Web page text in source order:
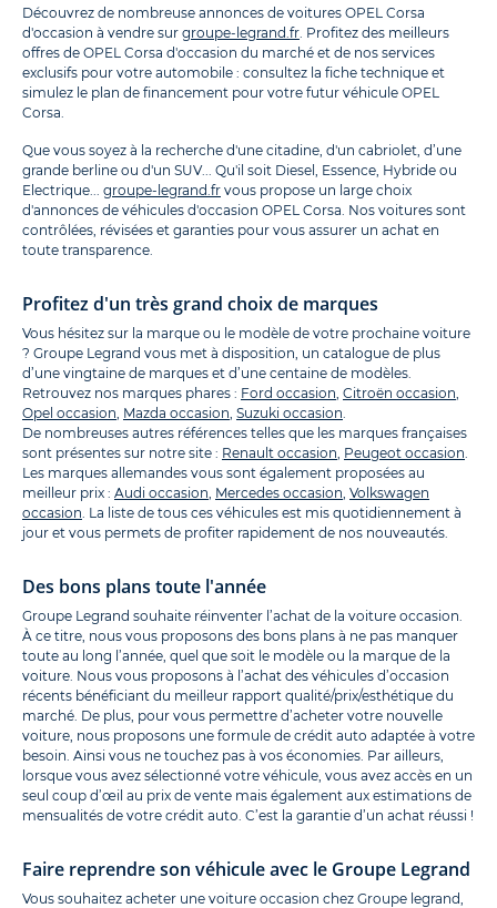
Découvrez de nombreuse annonces de voitures OPEL Corsa
d'occasion à vendre sur groupe-legrand.fr . Profitez des meilleurs
offres de OPEL Corsa d'occasion du marché et de nos services
exclusifs pour votre automobile : consultez la fiche technique et
simulez le plan de financement pour votre futur véhicule OPEL
Corsa.
Que vous soyez à la recherche d'une citadine, d'un cabriolet, d’une
grande berline ou d'un SUV... Qu'il soit Diesel, Essence, Hybride ou
Electrique... groupe-legrand.fr vous propose un large choix
d'annonces de véhicules d'occasion OPEL Corsa. Nos voitures sont
contrôlées, révisées et garanties pour vous assurer un achat en
toute transparence.
Profitez d'un très grand choix de marques
Vous hésitez sur la marque ou le modèle de votre prochaine voiture
? Groupe Legrand vous met à disposition, un catalogue de plus
d’une vingtaine de marques et d’une centaine de modèles.
Retrouvez nos marques phares : Ford occasion Citroën occasion
Opel occasion Mazda occasion Suzuki occasion
De nombreuses autres références telles que les marques françaises
sont présentes sur notre site : Renault occasion Peugeot occasion
Les marques allemandes vous sont également proposées au
meilleur prix : Audi occasion Mercedes occasion Volkswagen
occasion . La liste de tous ces véhicules est mis quotidiennement à
jour et vous permets de profiter rapidement de nos nouveautés.
Des bons plans toute l'année
Groupe Legrand souhaite réinventer l’achat de la voiture occasion.
À ce titre, nous vous proposons des bons plans à ne pas manquer
toute au long l’année, quel que soit le modèle ou la marque de la
voiture. Nous vous proposons à l’achat des véhicules d’occasion
récents bénéficiant du meilleur rapport qualité/prix/esthétique du
marché. De plus, pour vous permettre d’acheter votre nouvelle
voiture, nous proposons une formule de crédit auto adaptée à votre
besoin. Ainsi vous ne touchez pas à vos économies. Par ailleurs,
lorsque vous avez sélectionné votre véhicule, vous avez accès en un
seul coup d’œil au prix de vente mais également aux estimations de
mensualités de votre crédit auto. C’est la garantie d’un achat réussi !
Faire reprendre son véhicule avec le Groupe Legrand
Vous souhaitez acheter une voiture occasion chez Groupe legrand,